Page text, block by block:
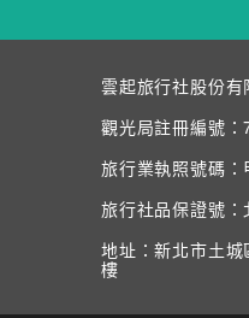
雲起旅行社股份有
觀光局註冊編號：
旅行業執照號碼：
旅行社品保證號
地址：新北市土
樓